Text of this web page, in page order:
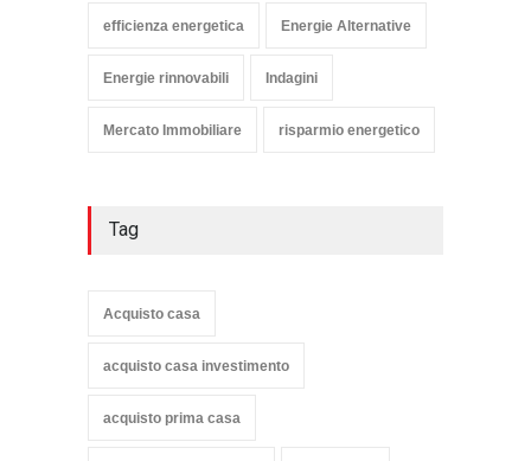
efficienza energetica Energie Alternative
Energie rinnovabili Indagini
Mercato Immobiliare risparmio energetico
Tag
Acquisto casa
acquisto casa investimento
acquisto prima casa